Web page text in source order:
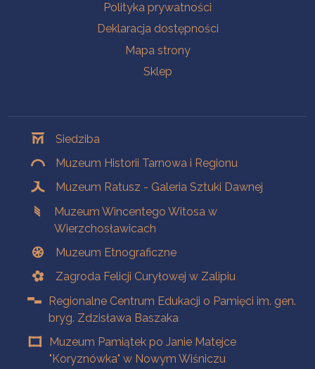
Polityka prywatności
Deklaracja dostępności
Mapa strony
Sklep
Siedziba
Muzeum Historii Tarnowa i Regionu
Muzeum Ratusz - Galeria Sztuki Dawnej
Muzeum Wincentego Witosa w
Wierzchosławicach
Muzeum Etnograficzne
Zagroda Felicji Curyłowej w Zalipiu
Regionalne Centrum Edukacji o Pamięci im. gen.
bryg. Zdzisława Baszaka
Muzeum Pamiątek po Janie Matejce
"Koryznówka" w Nowym Wiśniczu